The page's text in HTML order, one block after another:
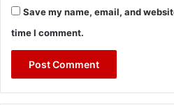
Save my name, email, and
time I comment.